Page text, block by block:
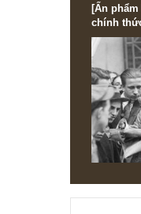
[Ấn
chính